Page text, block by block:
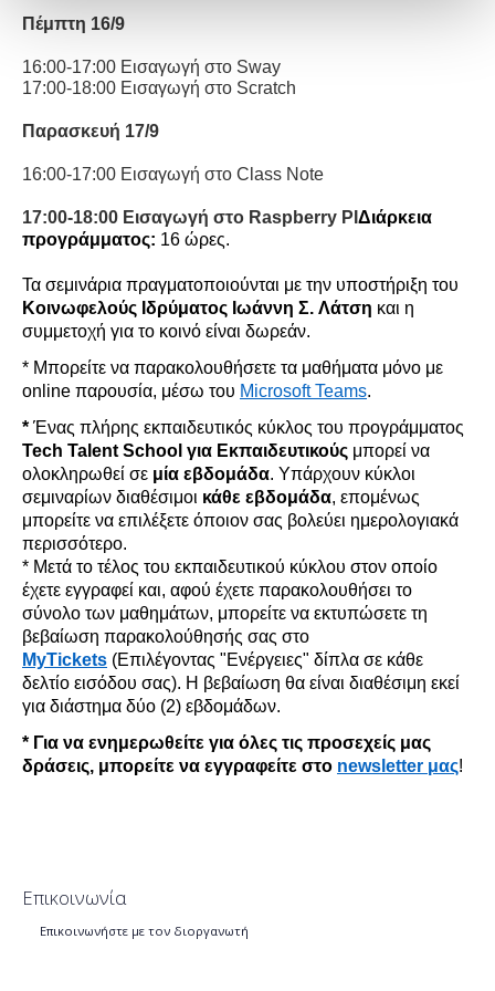
Πέμπτη 16/9
16:00-17:00 Εισαγωγή στο Sway
17:00-18:00 Εισαγωγή στο Scratch
Παρασκευή 17/9
16:00-17:00 Εισαγωγή στο Class Note
17:00-18:00 Εισαγωγή στο Raspberry PI Διάρκεια
προγράμματος: 16 ώρες.
Τα σεμινάρια πραγματοποιούνται με την υποστήριξη του
Κοινωφελούς Ιδρύματος Ιωάννη Σ. Λάτση και η
συμμετοχή για το κοινό είναι δωρεάν.
* Μπορείτε να παρακολουθήσετε τα μαθήματα μόνο με
online παρουσία, μέσω του Microsoft Teams.
* Ένας πλήρης εκπαιδευτικός κύκλος του προγράμματος
Tech Talent School για Εκπαιδευτικούς μπορεί να
ολοκληρωθεί σε μία εβδομάδα. Υπάρχουν κύκλοι
σεμιναρίων διαθέσιμοι κάθε εβδομάδα, επομένως
μπορείτε να επιλέξετε όποιον σας βολεύει ημερολογιακά
περισσότερο.
* Μετά το τέλος του εκπαιδευτικού κύκλου στον οποίο
έχετε εγγραφεί και, αφού έχετε παρακολουθήσει το
σύνολο των μαθημάτων, μπορείτε να εκτυπώσετε τη
βεβαίωση παρακολούθησής σας στο
MyTickets (Επιλέγοντας "Ενέργειες" δίπλα σε κάθε
δελτίο εισόδου σας). Η βεβαίωση θα είναι διαθέσιμη εκεί
για διάστημα δύο (2) εβδομάδων.
* Για να ενημερωθείτε για όλες τις προσεχείς μας
δράσεις, μπορείτε να εγγραφείτε στο newsletter μας!
Επικοινωνία
Επικοινωνήστε με τον διοργανωτή